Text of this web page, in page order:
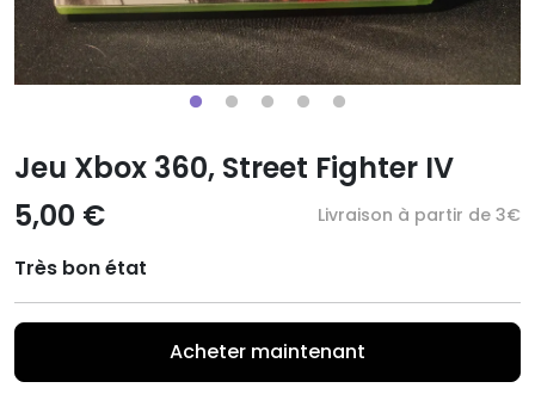
Jeu Xbox 360, Street Fighter IV
5,00 €
Livraison à partir de 3€
Très bon état
Acheter maintenant